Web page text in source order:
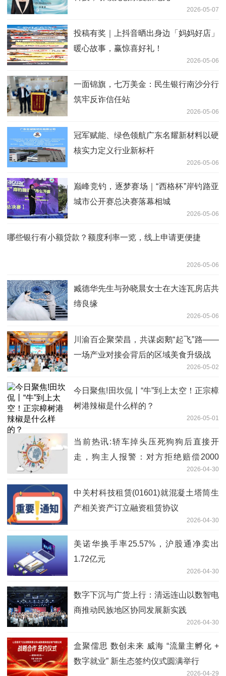
2026-05-07
投稿有奖｜上抖音晒出身边「妈妈好店」
暖心故事，赢惊喜好礼！
2026-05-06
一面锦旗，七万美金：民生银行南沙分行
筑牢反诈信任站
2026-05-06
冠军赋能、绿色领航广东名耀新材料以硬
核实力定义行业新标杆
2026-05-06
巅峰竞钓，逐梦赛场｜“西格杯”岸钓路亚
城市公开赛总决赛落幕相城
2026-05-06
哪些银行有小额贷款？额度利率一览，线上申请更便捷
2026-05-06
臧德华先生与孙晓晨女士在大连瓦房店共
缔良缘
2026-05-06
川渝百企聚荣昌，共谋卤鹅“起飞”路——
一场产业对接会背后的区域美食升级战
2026-05-02
今日聚焦!田坎侃丨“牛”到上太空！正宗樟
树港辣椒是什么样的？
2026-05-01
当前热讯:轿车掉头压死狗狗后直接开
走，狗主人报警：对方拒绝赔偿2000
2026-04-30
中关村科技租赁(01601)就混凝土塔筒生
产相关资产订立融资租赁协议
2026-04-30
美诺华换手率25.57%，沪股通净卖出
1.72亿元
2026-04-30
数字下沉与广货上行：清远连山以数智电
商推动民族地区协同发展新实践
2026-04-30
盒聚儒思 数创未来 威海 “流量主孵化 +
数字就业” 新生态签约仪式圆满举行
2026-04-29